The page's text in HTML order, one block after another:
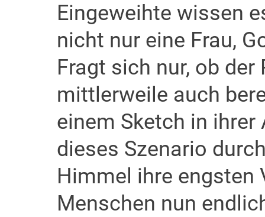
Eingeweihte wissen
nicht nur eine Frau,
Fragt sich nur, ob
mittlerweile auch
einem Sketch in ihrer
dieses Szenario
Himmel ihre engsten
Menschen nun